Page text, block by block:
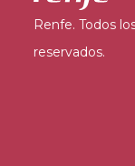
Renfe. Todos
reservados.